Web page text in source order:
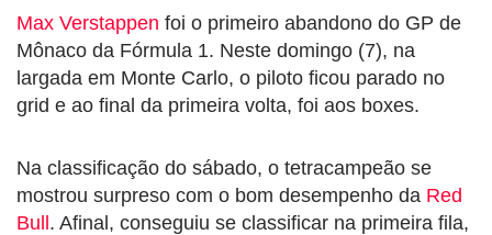
Max Verstappen foi o primeiro abandono do GP de
Mônaco da Fórmula 1. Neste domingo (7), na
largada em Monte Carlo, o piloto ficou parado no
grid e ao final da primeira volta, foi aos boxes.
Na classificação do sábado, o tetracampeão se
mostrou surpreso com o bom desempenho da Red
Bull. Afinal, conseguiu se classificar na primeira fila,